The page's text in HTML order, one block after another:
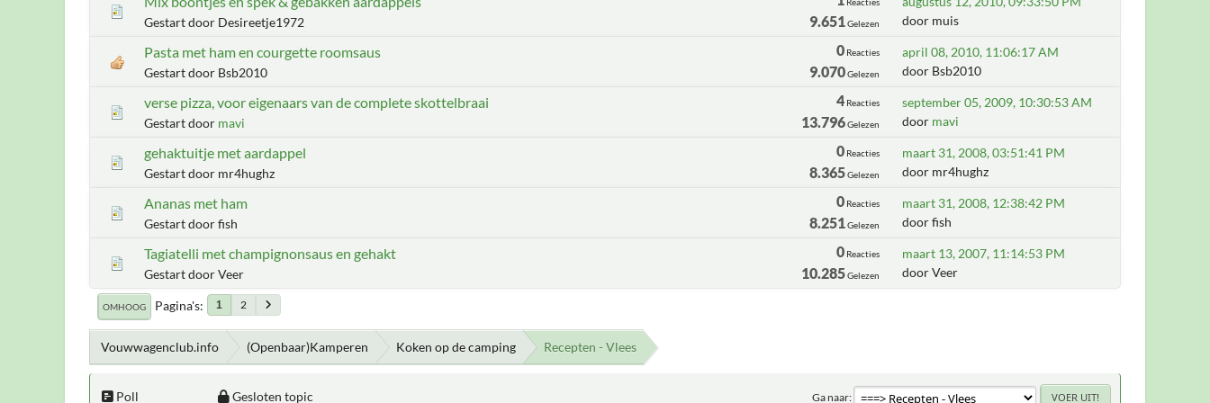
Gestart door Desireetje1972 9.651Gelezen
door muis
Pasta met ham en courgette roomsaus
Gestart door Bsb2010
0 Reacties
9.070Gelezen
april 08, 2010, 11:06:17 AM
door Bsb2010
verse pizza, voor eigenaars van de complete skottelbraai
Gestart door mavi
4 Reacties
13.796Gelezen
september 05, 2009, 10:30:53 AM
door mavi
gehaktuitje met aardappel
Gestart door mr4hughz
0 Reacties
8.365Gelezen
maart 31, 2008, 03:51:41 PM
door mr4hughz
Ananas met ham
Gestart door fish
0 Reacties
8.251Gelezen
maart 31, 2008, 12:38:42 PM
door fish
Tagiatelli met champignonsaus en gehakt
Gestart door Veer
0 Reacties
10.285Gelezen
maart 13, 2007, 11:14:53 PM
door Veer
OMHOOG Pagina's 1 2
Vouwwagenclub.info (Openbaar)Kamperen Koken op de camping Recepten - Vlees
Ga naar
Poll Gesloten topic